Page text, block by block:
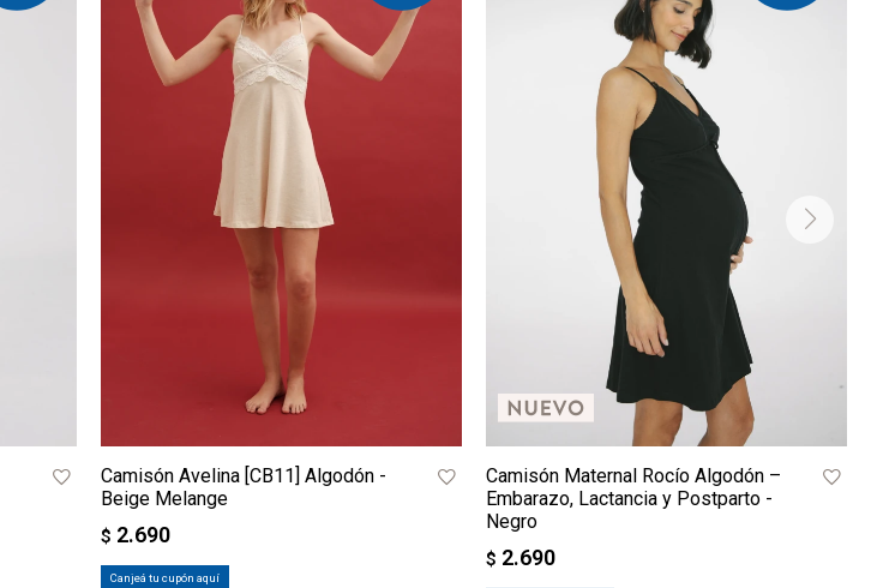
Camisón Avelina [CB11] Algodón -
Beige Melange
$ 2.690
Canjeá tu cupón aquí
Camisón Maternal Rocío Algodón –
Embarazo, Lactancia y Postparto -
Negro
$ 2.690